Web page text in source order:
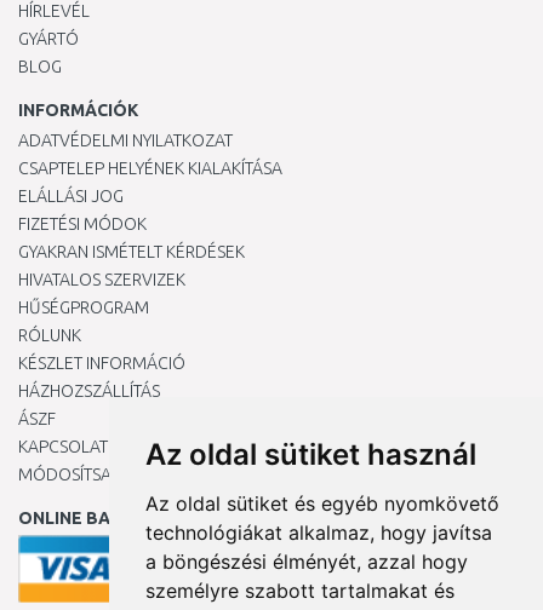
Az oldal sütiket használ
Az oldal sütiket és egyéb nyomkövető
technológiákat alkalmaz, hogy javítsa
a böngészési élményét, azzal hogy
személyre szabott tartalmakat és
HÍRLEVÉL
GYÁRTÓ
BLOG
INFORMÁCIÓK
ADATVÉDELMI NYILATKOZAT
CSAPTELEP HELYÉNEK KIALAKÍTÁSA
ELÁLLÁSI JOG
FIZETÉSI MÓDOK
GYAKRAN ISMÉTELT KÉRDÉSEK
HIVATALOS SZERVIZEK
HŰSÉGPROGRAM
RÓLUNK
KÉSZLET INFORMÁCIÓ
HÁZHOZSZÁLLÍTÁS
ÁSZF
KAPCSOLAT
MÓDOSÍTSA A COOKIE-BEÁLLÍTÁSAIMAT
ONLINE BANKKÁRTYÁVAL